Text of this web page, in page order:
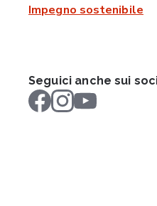
Impegno sostenibile
Seguici anche sui